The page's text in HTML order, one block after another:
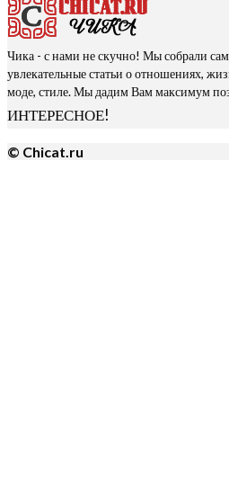
Чика - с нами не скучно! Мы собрали
увлекательные статьи о отношениях,
моде, стиле. Мы дадим Вам максимум
ИНТЕРЕСНОЕ!
© Chicat.ru